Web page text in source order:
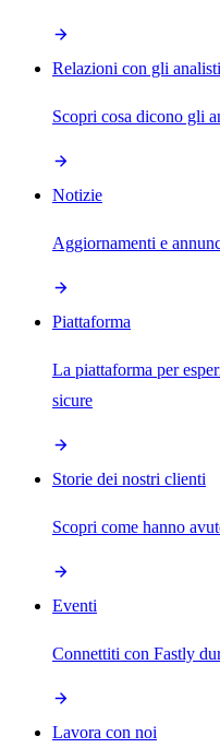
Relazioni con gli
Scopri cosa dicono gli
Notizie
Aggiornamenti e
Piattaforma
La piattaforma per
sicure
Storie dei nostri clienti
Scopri come hanno
Eventi
Connettiti con Fastly
Lavora con noi